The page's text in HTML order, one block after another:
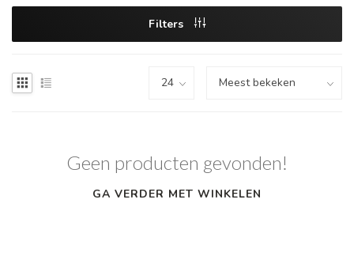
Filters
Geen producten gevonden!
GA VERDER MET WINKELEN